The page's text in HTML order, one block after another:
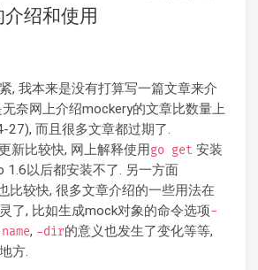
绍和使用
, 我本来是没有打算写一篇文章来介
奈网上介绍mockery的文章比数量上
而且很多文章都过期了.
新比较快, 网上解释使用go get 安装
1.6以后都安装不了. 另一方面
比较快, 很多文章介绍的一些用法在
了, 比如生成mock对象的命令选项-
, -dir的意义也发生了变化等等,
方.